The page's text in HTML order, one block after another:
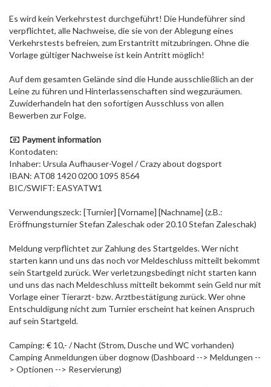
Es wird kein Verkehrstest durchgeführt! Die Hundeführer sind
verpflichtet, alle Nachweise, die sie von der Ablegung eines
Verkehrstests befreien, zum Erstantritt mitzubringen. Ohne die
Vorlage gültiger Nachweise ist kein Antritt möglich!
Auf dem gesamten Gelände sind die Hunde ausschließlich an der
Leine zu führen und Hinterlassenschaften sind wegzuräumen.
Zuwiderhandeln hat den sofortigen Ausschluss von allen
Bewerben zur Folge.
Payment information
Kontodaten:
Inhaber: Ursula Aufhauser-Vogel / Crazy about dogsport
IBAN: AT08 1420 0200 1095 8564
BIC/SWIFT: EASYATW1
Verwendungszeck: [Turnier] [Vorname] [Nachname] (z.B.:
Eröffnungsturnier Stefan Zaleschak oder 20.10 Stefan Zaleschak)
Meldung verpflichtet zur Zahlung des Startgeldes. Wer nicht
starten kann und uns das noch vor Meldeschluss mitteilt bekommt
sein Startgeld zurück. Wer verletzungsbedingt nicht starten kann
und uns das nach Meldeschluss mitteilt bekommt sein Geld nur mit
Vorlage einer Tierarzt- bzw. Arztbestätigung zurück. Wer ohne
Entschuldigung nicht zum Turnier erscheint hat keinen Anspruch
auf sein Startgeld.
Camping: € 10,- / Nacht (Strom, Dusche und WC vorhanden)
Camping Anmeldungen über dognow (Dashboard --> Meldungen --
> Optionen --> Reservierung)